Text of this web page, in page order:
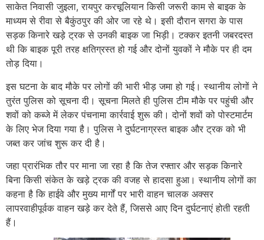
साकेत निवासी जुइला, रायपुर करचूलियान किसी जरूरी काम से बाइक के
माध्यम से रीवा से बैकुंठपुर की ओर जा रहे थे। इसी दौरान सगरा के पास
सड़क किनारे खड़े ट्रक से उनकी बाइक जा भिड़ी। टक्कर इतनी जबरदस्त
थी कि बाइक पूरी तरह क्षतिग्रस्त हो गई और दोनों युवकों ने मौके पर ही दम
तोड़ दिया।
इस घटना के बाद मौके पर लोगों की भारी भीड़ जमा हो गई। स्थानीय लोगों ने
तुरंत पुलिस को सूचना दी। सूचना मिलते ही पुलिस टीम मौके पर पहुंची और
शवों को कब्जे में लेकर पंचनामा कार्रवाई शुरू की। दोनों शवों को पोस्टमार्टम
के लिए भेज दिया गया है। पुलिस ने दुर्घटनाग्रस्त बाइक और ट्रक को भी
जब्त कर जांच शुरू कर दी है।
जहा प्रारंभिक तौर पर माना जा रहा है कि तेज रफ्तार और सड़क किनारे
बिना किसी संकेत के खड़े ट्रक की वजह से हादसा हुआ। स्थानीय लोगों का
कहना है कि हाईवे और मुख्य मार्गों पर भारी वाहन चालक अक्सर
लापरवाहीपूर्वक वाहन खड़े कर देते हैं, जिससे आए दिन दुर्घटनाएं होती रहती
हैं।